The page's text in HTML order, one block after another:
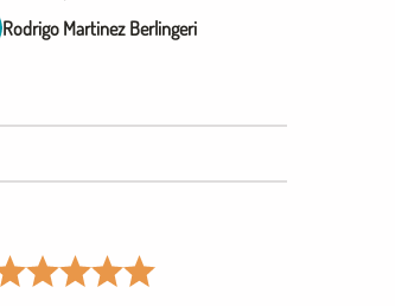
Rodrigo Martinez Berlingeri